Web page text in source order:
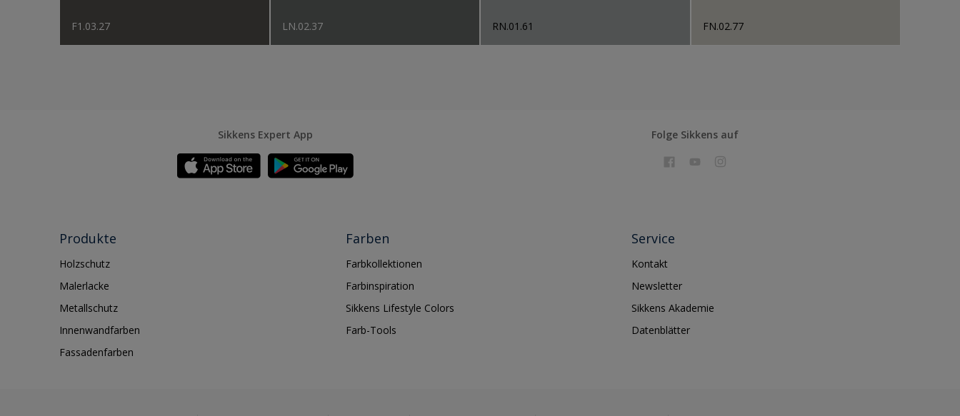
F1.03.27 LN.02.37 RN.01.61 FN.02.77
Sikkens Expert App Folge Sikkens auf
Produkte
Holzschutz
Malerlacke
Metallschutz
Innenwandfarben
Fassadenfarben
Farben
Farbkollektionen
Farbinspiration
Sikkens Lifestyle Colors
Farb-Tools
Service
Kontakt
Newsletter
Sikkens Akademie
Datenblätter